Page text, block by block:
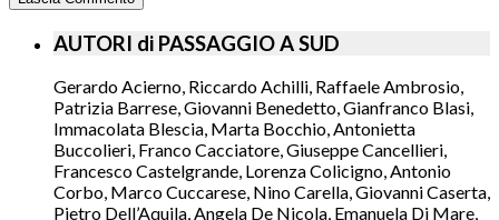
AUTORI di PASSAGGIO A SUD
Gerardo Acierno, Riccardo Achilli, Raffaele Ambrosio,
Patrizia Barrese, Giovanni Benedetto, Gianfranco Blasi,
Immacolata Blescia, Marta Bocchio, Antonietta
Buccolieri, Franco Cacciatore, Giuseppe Cancellieri,
Francesco Castelgrande, Lorenza Colicigno, Antonio
Corbo, Marco Cuccarese, Nino Carella, Giovanni Caserta,
Pietro Dell’Aquila, Angela De Nicola, Emanuela Di Mare,